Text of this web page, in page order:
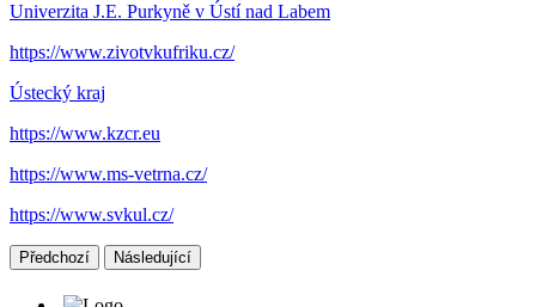
Univerzita J.E. Purkyně v Ústí nad Labem
https://www.zivotvkufriku.cz/
Ústecký kraj
https://www.kzcr.eu
https://www.ms-vetrna.cz/
https://www.svkul.cz/
Předchozí Následující